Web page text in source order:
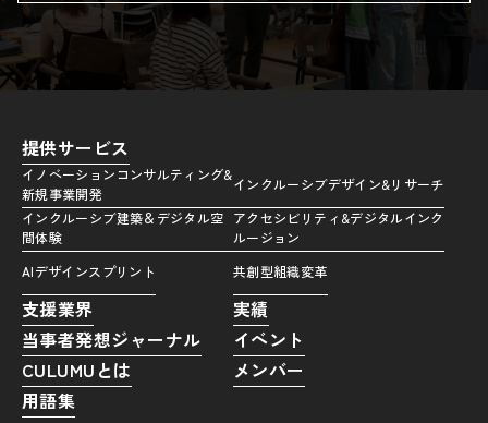
提供サービス
イノベーションコンサルティング&
新規事業開発
インクルーシブデザイン&リサーチ
インクルーシブ建築＆デジタル空
間体験
アクセシビリティ&デジタルインク
ルージョン
AIデザインスプリント
共創型組織変革
支援業界
実績
当事者発想ジャーナル
イベント
CULUMUとは
メンバー
用語集